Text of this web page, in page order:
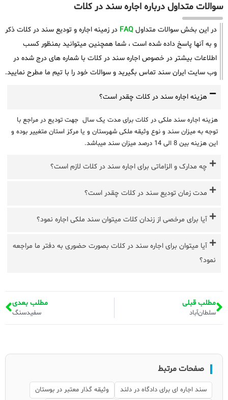
سوالات متداول درباره اجاره سند در کلات
در این بخش سوالات متداول FAQ در زمینه اجاره و تودیع سند در کلات ذکر
و به آنها پاسخ داده شده است ، شما همچنین میتوانید بمنظور کسب
اطلاعات بیشتر در خصوص اجاره سند در کلات با شماره های درج شده در
وب سایت ایران سند تماس بگیرید و سوالات خود را با تیم ما مطرح نمایید.
هزینه اجاره سند در کلات چقدر است؟
هزینه اجاره سند ملکی در کلات برای مدت یک سال جهت تودیع در مراجع با
توجه به میزان سند و نوع وثیقه ملکی شهرستان و یا مرکز استان متغییر بوده و
این هزینه بین 8 الی 14 درصد میزان سند میباشد.
چه مدارک و الزاماتی برای اجاره سند در کلات لازم است؟
مدت زمان تودیع سند در کلات چقدر است؟
آیا برای مرخصی از زندان کلات میتوان سند ملکی اجاره نمود؟
آیا میتوان برای اجاره سند در کلات بصورت حضوری به دفتر ما مراجعه
نمود؟
مطلب قبلی
سلطان‌آباد
مطلب بعدی
سفیدسنگ
صفحات مرتبط
سند اجاره ای برای دادگاه در دلند
وثیقه گذار معتبر در بوستان